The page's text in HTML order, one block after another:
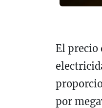
El precio
por